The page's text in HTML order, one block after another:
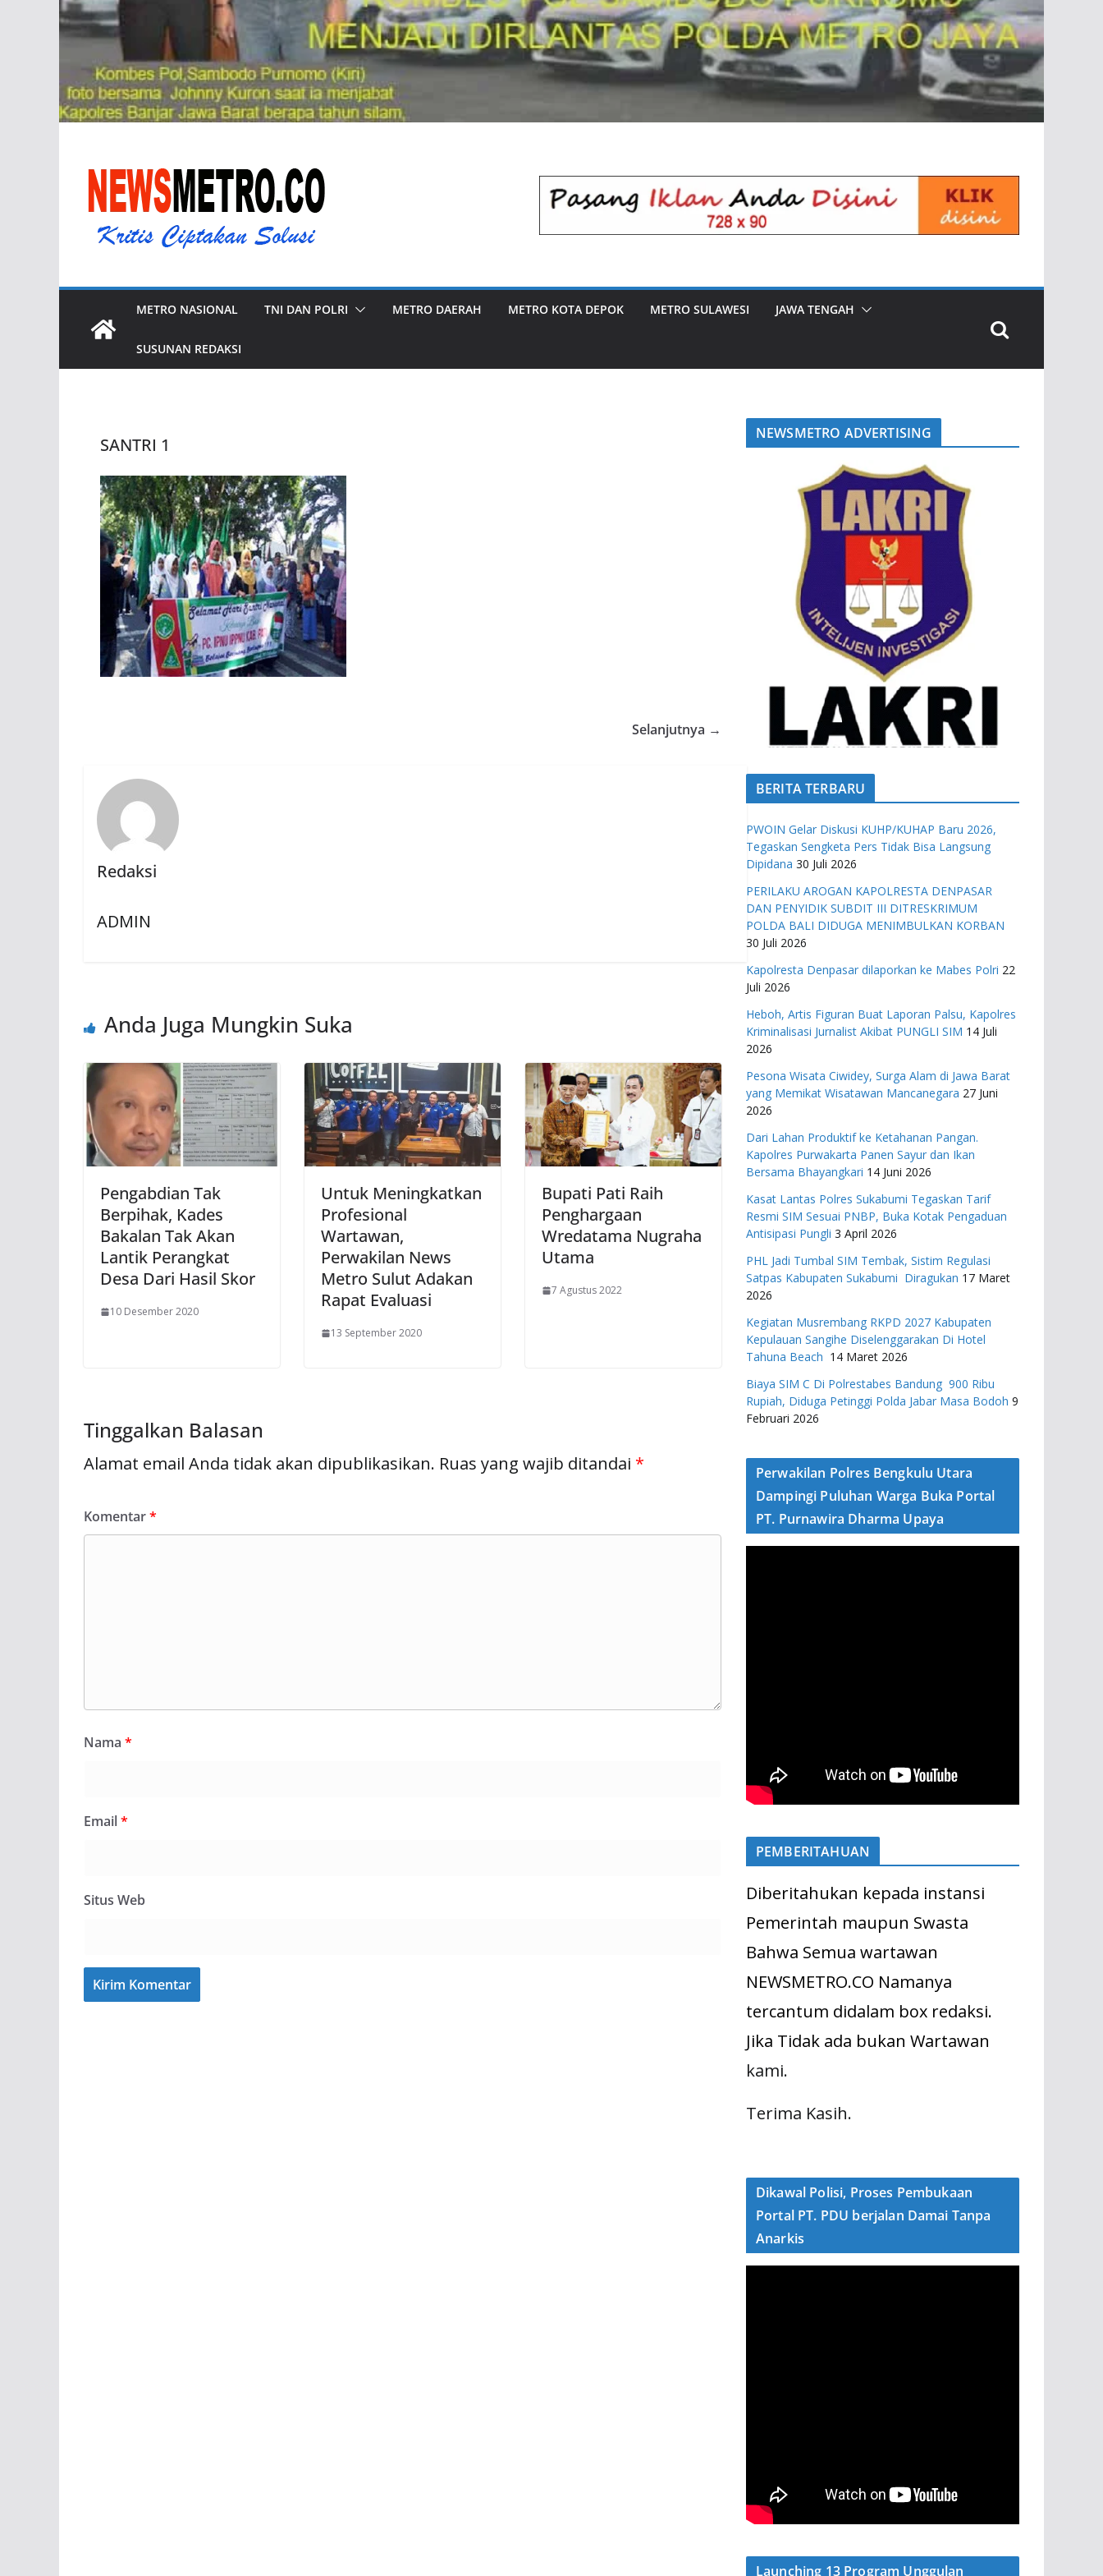
METRO NASIONAL TNI DAN POLRI METRO DAERAH METRO KOTA DEPOK METRO SULAWESI JAWA TENGAH
SUSUNAN REDAKSI
SANTRI 1
Selanjutnya →
Redaksi
ADMIN
Anda Juga Mungkin Suka
Pengabdian Tak
Berpihak, Kades
Bakalan Tak Akan
Lantik Perangkat
Desa Dari Hasil Skor
10 Desember 2020
Untuk Meningkatkan
Profesional
Wartawan,
Perwakilan News
Metro Sulut Adakan
Rapat Evaluasi
13 September 2020
Bupati Pati Raih
Penghargaan
Wredatama Nugraha
Utama
7 Agustus 2022
Tinggalkan Balasan
Alamat email Anda tidak akan dipublikasikan. Ruas yang wajib ditandai *
Komentar*
Nama *
Email*
Situs Web
NEWSMETRO ADVERTISING
BERITA TERBARU
PWOIN Gelar Diskusi KUHP/KUHAP Baru 2026,
Tegaskan Sengketa Pers Tidak Bisa Langsung
Dipidana 30 Juli 2026
PERILAKU AROGAN KAPOLRESTA DENPASAR
DAN PENYIDIK SUBDIT III DITRESKRIMUM
POLDA BALI DIDUGA MENIMBULKAN KORBAN
30 Juli 2026
Kapolresta Denpasar dilaporkan ke Mabes Polri 22
Juli 2026
Heboh, Artis Figuran Buat Laporan Palsu, Kapolres
Kriminalisasi Jurnalist Akibat PUNGLI SIM 14 Juli
2026
Pesona Wisata Ciwidey, Surga Alam di Jawa Barat
yang Memikat Wisatawan Mancanegara 27 Juni
2026
Dari Lahan Produktif ke Ketahanan Pangan.
Kapolres Purwakarta Panen Sayur dan Ikan
Bersama Bhayangkari 14 Juni 2026
Kasat Lantas Polres Sukabumi Tegaskan Tarif
Resmi SIM Sesuai PNBP, Buka Kotak Pengaduan
Antisipasi Pungli 3 April 2026
PHL Jadi Tumbal SIM Tembak, Sistim Regulasi
Satpas Kabupaten Sukabumi Diragukan 17 Maret
2026
Kegiatan Musrembang RKPD 2027 ​Kabupaten
Kepulauan Sangihe Diselenggarakan Di Hotel
Tahuna Beach 14 Maret 2026
Biaya SIM C Di Polrestabes Bandung 900 Ribu
Rupiah, Diduga Petinggi Polda Jabar Masa Bodoh 9
Februari 2026
Perwakilan Polres Bengkulu Utara
Dampingi Puluhan Warga Buka Portal
PT. Purnawira Dharma Upaya
PEMBERITAHUAN
Diberitahukan kepada instansi
Pemerintah maupun Swasta
Bahwa Semua wartawan
NEWSMETRO.CO Namanya
tercantum didalam box redaksi.
Jika Tidak ada bukan Wartawan
kami.
Terima Kasih.
Dikawal Polisi, Proses Pembukaan
Portal PT. PDU berjalan Damai Tanpa
Anarkis
Launching 13 Program Unggulan